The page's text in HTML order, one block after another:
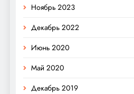
Ноябрь 2023
Декабрь 2022
Июнь 2020
Май 2020
Декабрь 2019